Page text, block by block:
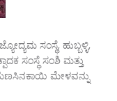
ಸಂಸ್ಥೆ, ಹುಬ್ಬಳ್ಳಿ,
ಸಂಸ್ಥೆ ಸಂಶಿ ಮತ್ತು
ಮೇಳವನ್ನು